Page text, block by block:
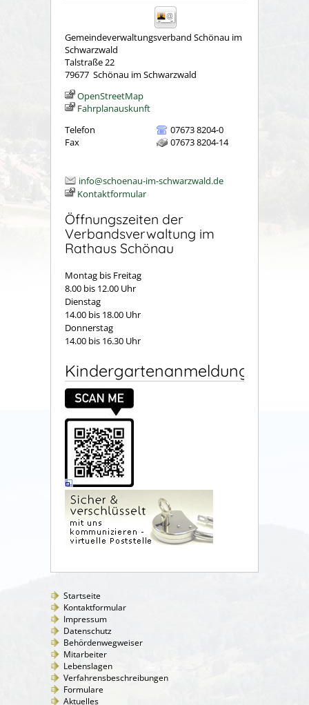
Gemeindeverwaltungsverband Schönau im
Schwarzwald
Talstraße 22
79677 Schönau im Schwarzwald
OpenStreetMap
Fahrplanauskunft
Telefon
07673 8204-0
Fax
07673 8204-14
info@schoenau-im-schwarzwald.de
Kontaktformular
Öffnungszeiten der
Verbandsverwaltung im
Rathaus Schönau
Montag bis Freitag
8.00 bis 12.00 Uhr
Dienstag
14.00 bis 18.00 Uhr
Donnerstag
14.00 bis 16.30 Uhr
Kindergartenanmeldung
Startseite
Kontaktformular
Impressum
Datenschutz
Behördenwegweiser
Mitarbeiter
Lebenslagen
Verfahrensbeschreibungen
Formulare
Aktuelles